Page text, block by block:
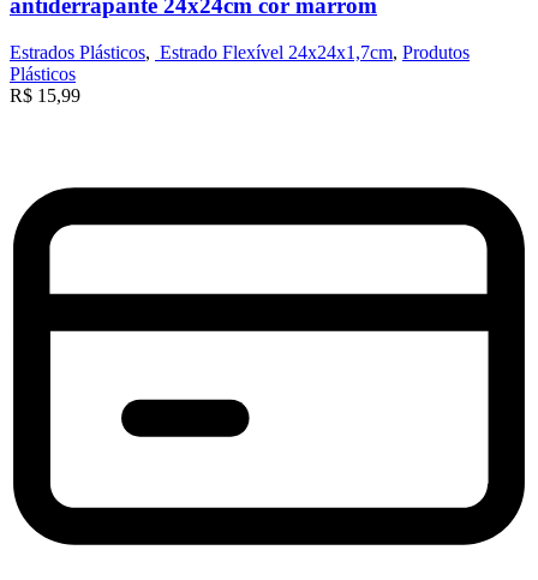
antiderrapante 24x24cm cor marrom
Estrados Plásticos, Estrado Flexível 24x24x1,7cm, Produtos
Plásticos
R$ 15,99